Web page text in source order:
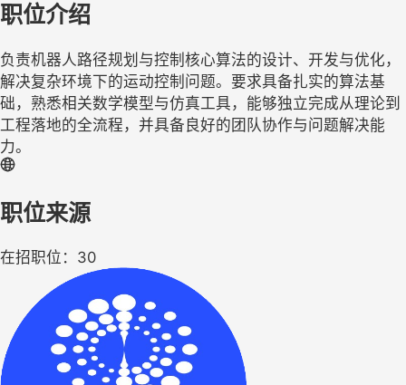
职位介绍
负责机器人路径规划与控制核心算法的设计、开发与优化，
解决复杂环境下的运动控制问题。要求具备扎实的算法基
础，熟悉相关数学模型与仿真工具，能够独立完成从理论到
工程落地的全流程，并具备良好的团队协作与问题解决能
力。
职位来源
在招职位：30